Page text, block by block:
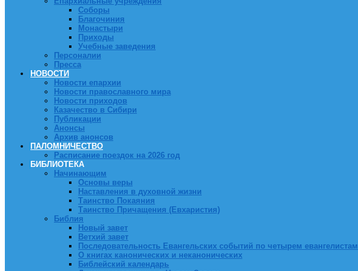
Соборы
Благочиния
Монастыри
Приходы
Учебные заведения
Персоналии
Пресса
НОВОСТИ
Новости епархии
Новости православного мира
Новости приходов
Казачество в Сибири
Публикации
Анонсы
Архив анонсов
ПАЛОМНИЧЕСТВО
Расписание поездок на 2026 год
БИБЛИОТЕКА
Начинающим
Основы веры
Наставления в духовной жизни
Таинство Покаяния
Таинство Причащения (Евхаристия)
Библия
Новый завет
Ветхий завет
Последовательность Евангельских событий по четырем евангелистам
О книгах канонических и неканонических
Библейский календарь